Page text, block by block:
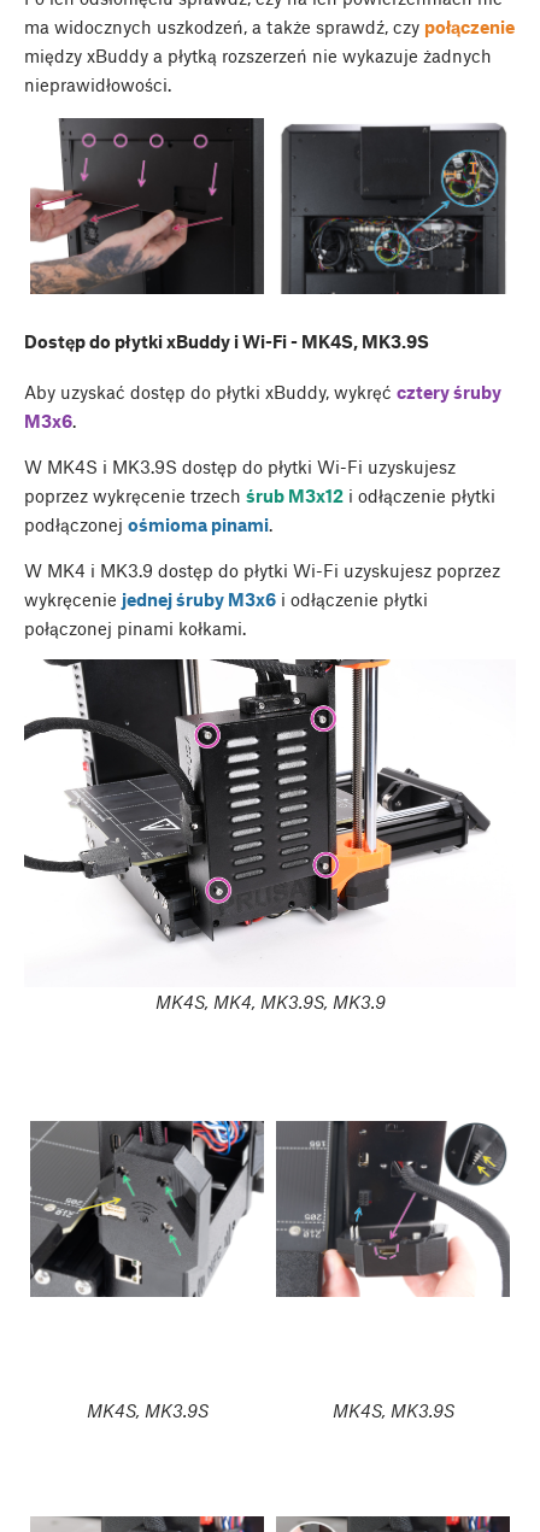
ma widocznych uszkodzeń, a także sprawdź, czy połączenie
między xBuddy a płytką rozszerzeń nie wykazuje żadnych
nieprawidłowości.
Dostęp do płytki xBuddy i Wi-Fi - MK4S, MK3.9S
Aby uzyskać dostęp do płytki xBuddy, wykręć cztery śruby
M3x6.
W MK4S i MK3.9S dostęp do płytki Wi-Fi uzyskujesz
poprzez wykręcenie trzech śrub M3x12 i odłączenie płytki
podłączonej ośmioma pinami.
W MK4 i MK3.9 dostęp do płytki Wi-Fi uzyskujesz poprzez
wykręcenie jednej śruby M3x6 i odłączenie płytki
połączonej pinami kołkami.
MK4S, MK4, MK3.9S, MK3.9
MK4S, MK3.9S MK4S, MK3.9S